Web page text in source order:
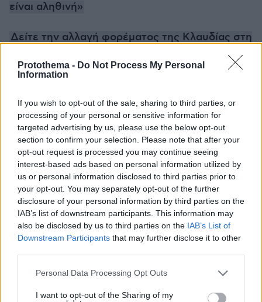
Protothema - Do Not Process My Personal
Information
If you wish to opt-out of the sale, sharing to third parties, or
processing of your personal or sensitive information for
targeted advertising by us, please use the below opt-out
section to confirm your selection. Please note that after your
opt-out request is processed you may continue seeing
interest-based ads based on personal information utilized by
us or personal information disclosed to third parties prior to
your opt-out. You may separately opt-out of the further
disclosure of your personal information by third parties on the
IAB’s list of downstream participants. This information may
also be disclosed by us to third parties on the IAB’s List of
Downstream Participants that may further disclose it to other
Please note that this website/app uses one or more Google
not limited to your visit or usage behaviour. You may click to
Personal Data Processing Opt Outs
I want to opt-out of the Sharing of my
είναι αληθινή»
Δείτε την αλλαγή φορέματος της Κλαυδίας στη
Eurovision - Διέρρευσε βίντεο στα social media
Thema Insights
και μάθετε πρώτοι όλες τις ειδήσεις
Δείτε όλες τις τελευταίεςΕιδήσειςαπό την Ελλάδα
και τον Κόσμο, τη στιγμή που συμβαίνουν, στο
Protothema.gr